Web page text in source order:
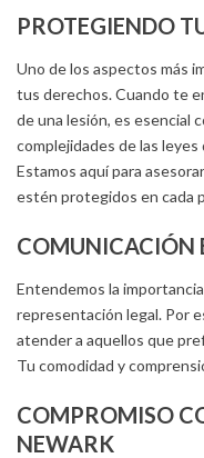
PROTEGIENDO
Uno de los aspectos más
tus derechos. Cuando te
de una lesión, es esencial
complejidades de las
Estamos aquí para
estén protegidos en cada
COMUNICACIÓN
Entendemos la
representación legal. Por
atender a aquellos que
Tu comodidad y
COMPROMISO
NEWARK